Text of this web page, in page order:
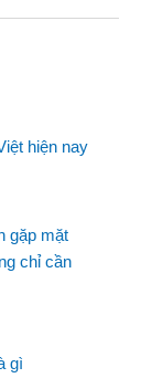
hiện nay
gặp mặt
chỉ cần
gì